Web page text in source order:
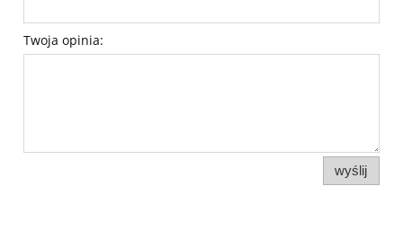
Twoja opinia:
wyślij